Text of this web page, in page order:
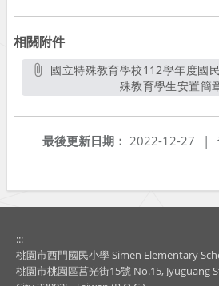
相關附件
殊教育學生安置簡
最後更新日期： 2022-12-27
|
:::
桃園市西門國民小學 Simen Elementary
桃園市桃園區莒光街15號 No.15, Jyuguang